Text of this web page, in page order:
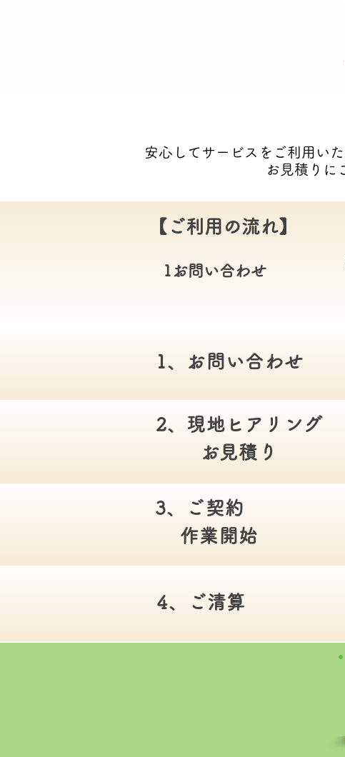
安心してサービスをご利用い
お見積りに
【ご利用の流れ】
1お問い合わせ
1、お問い合わせ
2、現地ヒアリング
​お見積り
3、ご契約​
作業開始
4、ご清算